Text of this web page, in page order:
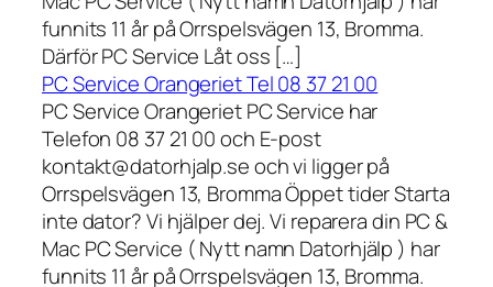
funnits 11 år på Orrspelsvägen 13, Bromma.
Därför PC Service Låt oss […]
PC Service Orangeriet Tel 08 37 21 00
PC Service Orangeriet PC Service har
Telefon 08 37 21 00 och E-post
kontakt@datorhjalp.se och vi ligger på
Orrspelsvägen 13, Bromma Öppet tider Starta
inte dator? Vi hjälper dej. Vi reparera din PC &
Mac PC Service ( Nytt namn Datorhjälp ) har
funnits 11 år på Orrspelsvägen 13, Bromma.